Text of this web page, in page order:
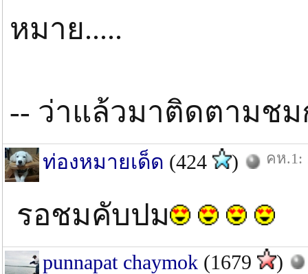
หมาย.....
-- ว่าแล้วมาติดตามชม
ท่องหมายเด็ด (424 ) คห.1:
รอชมคับปม
punnapat chaymok (1679 )